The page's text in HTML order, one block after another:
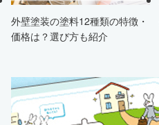
外壁塗装の塗料12種類の特徴・
価格は？選び方も紹介